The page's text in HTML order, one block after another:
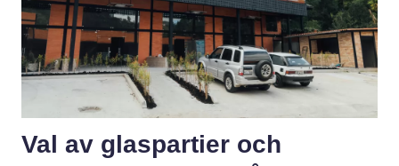
Val av glaspartier och